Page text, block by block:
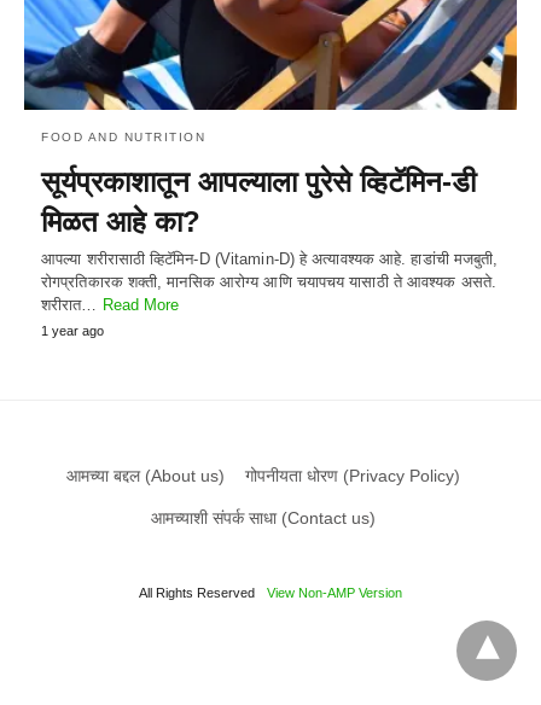
FOOD AND NUTRITION
सूर्यप्रकाशातून आपल्याला पुरेसे व्हिटॅमिन-डी
मिळत आहे का?
आपल्या शरीरासाठी व्हिटॅमिन-D (Vitamin-D) हे अत्यावश्यक आहे. हाडांची मजबुती,
रोगप्रतिकारक शक्ती, मानसिक आरोग्य आणि चयापचय यासाठी ते आवश्यक असते.
शरीरात… Read More
1 year ago
आमच्या बद्दल (About us) गोपनीयता धोरण (Privacy Policy)
आमच्याशी संपर्क साधा (Contact us)
All Rights Reserved View Non-AMP Version